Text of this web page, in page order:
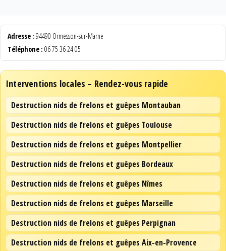
Adresse : 94490 Ormesson-sur-Marne
Téléphone : 06 75 36 24 05
Interventions locales – Rendez-vous rapide
Destruction nids de frelons et guêpes Montauban
Destruction nids de frelons et guêpes Toulouse
Destruction nids de frelons et guêpes Montpellier
Destruction nids de frelons et guêpes Bordeaux
Destruction nids de frelons et guêpes Nîmes
Destruction nids de frelons et guêpes Marseille
Destruction nids de frelons et guêpes Perpignan
Destruction nids de frelons et guêpes Aix-en-Provence